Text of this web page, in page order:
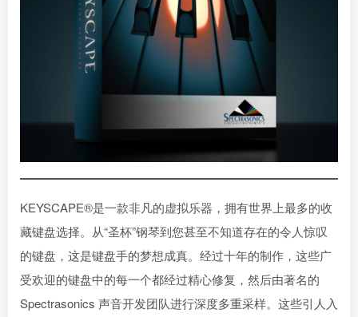
KEYSCAPE®是一款非凡的虚拟乐器，拥有世界上最多的收
藏键盘选择。从“圣杯”钢琴到您甚至不知道存在的令人惊叹
的键盘，这是键盘手的梦想成真。经过十年的制作，这些广
受欢迎的键盘中的每一个都经过精心修复，然后由著名的
Spectrasonics 声音开发团队进行深度多重采样。这些引人入